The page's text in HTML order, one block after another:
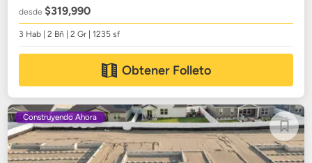
desde$319,990
3 Hab | 2 Bñ | 2 Gr | 1235 sf
Obtener Folleto
Construyendo Ahora